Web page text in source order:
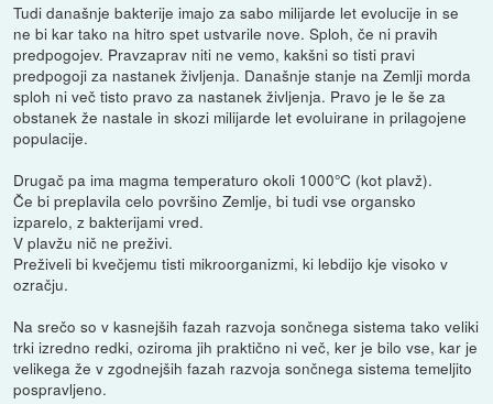
Tudi današnje bakterije imajo za sabo milijarde let evolucije in se
ne bi kar tako na hitro spet ustvarile nove. Sploh, če ni pravih
predpogojev. Pravzaprav niti ne vemo, kakšni so tisti pravi
predpogoji za nastanek življenja. Današnje stanje na Zemlji morda
sploh ni več tisto pravo za nastanek življenja. Pravo je le še za
obstanek že nastale in skozi milijarde let evoluirane in prilagojene
populacije.
Drugač pa ima magma temperaturo okoli 1000°C (kot plavž).
Če bi preplavila celo površino Zemlje, bi tudi vse organsko
izparelo, z bakterijami vred.
V plavžu nič ne preživi.
Preživeli bi kvečjemu tisti mikroorganizmi, ki lebdijo kje visoko v
ozračju.
Na srečo so v kasnejših fazah razvoja sončnega sistema tako veliki
trki izredno redki, oziroma jih praktično ni več, ker je bilo vse, kar je
velikega že v zgodnejših fazah razvoja sončnega sistema temeljito
pospravljeno.